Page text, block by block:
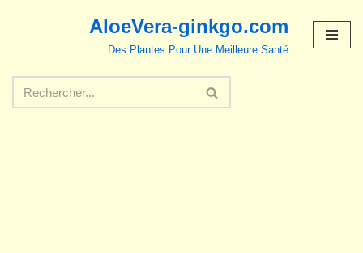
contenu
AloeVera-ginkgo.com
Des Plantes Pour Une Meilleure Santé